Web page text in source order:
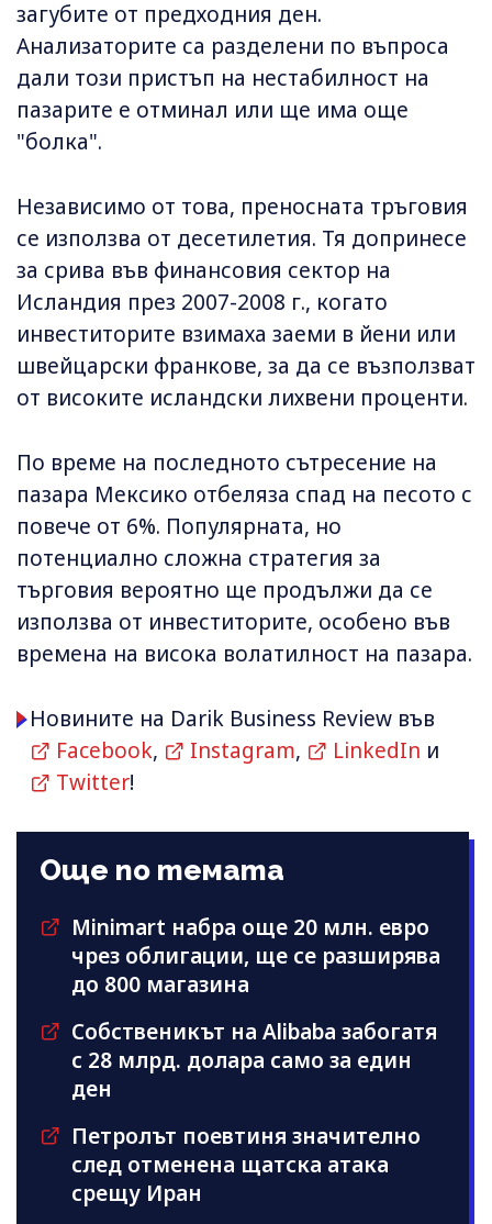
загубите от предходния ден.
Анализаторите са разделени по въпроса
дали този пристъп на нестабилност на
пазарите е отминал или ще има още
"болка".
Независимо от това, преносната тръговия
се използва от десетилетия. Тя допринесе
за срива във финансовия сектор на
Исландия през 2007-2008 г., когато
инвеститорите взимаха заеми в йени или
швейцарски франкове, за да се възползват
от високите исландски лихвени проценти.
По време на последното сътресение на
пазара Мексико отбеляза спад на песото с
повече от 6%. Популярната, но
потенциално сложна стратегия за
търговия вероятно ще продължи да се
използва от инвеститорите, особено във
времена на висока волатилност на пазара.
Новините на Darik Business Review във
Facebook, Instagram, LinkedIn и
Twitter!
Още по темата
Minimart набра още 20 млн. евро
чрез облигации, ще се разширява
до 800 магазина
Собственикът на Alibaba забогатя
с 28 млрд. долара само за един
ден
Петролът поевтиня значително
след отменена щатска атака
срещу Иран